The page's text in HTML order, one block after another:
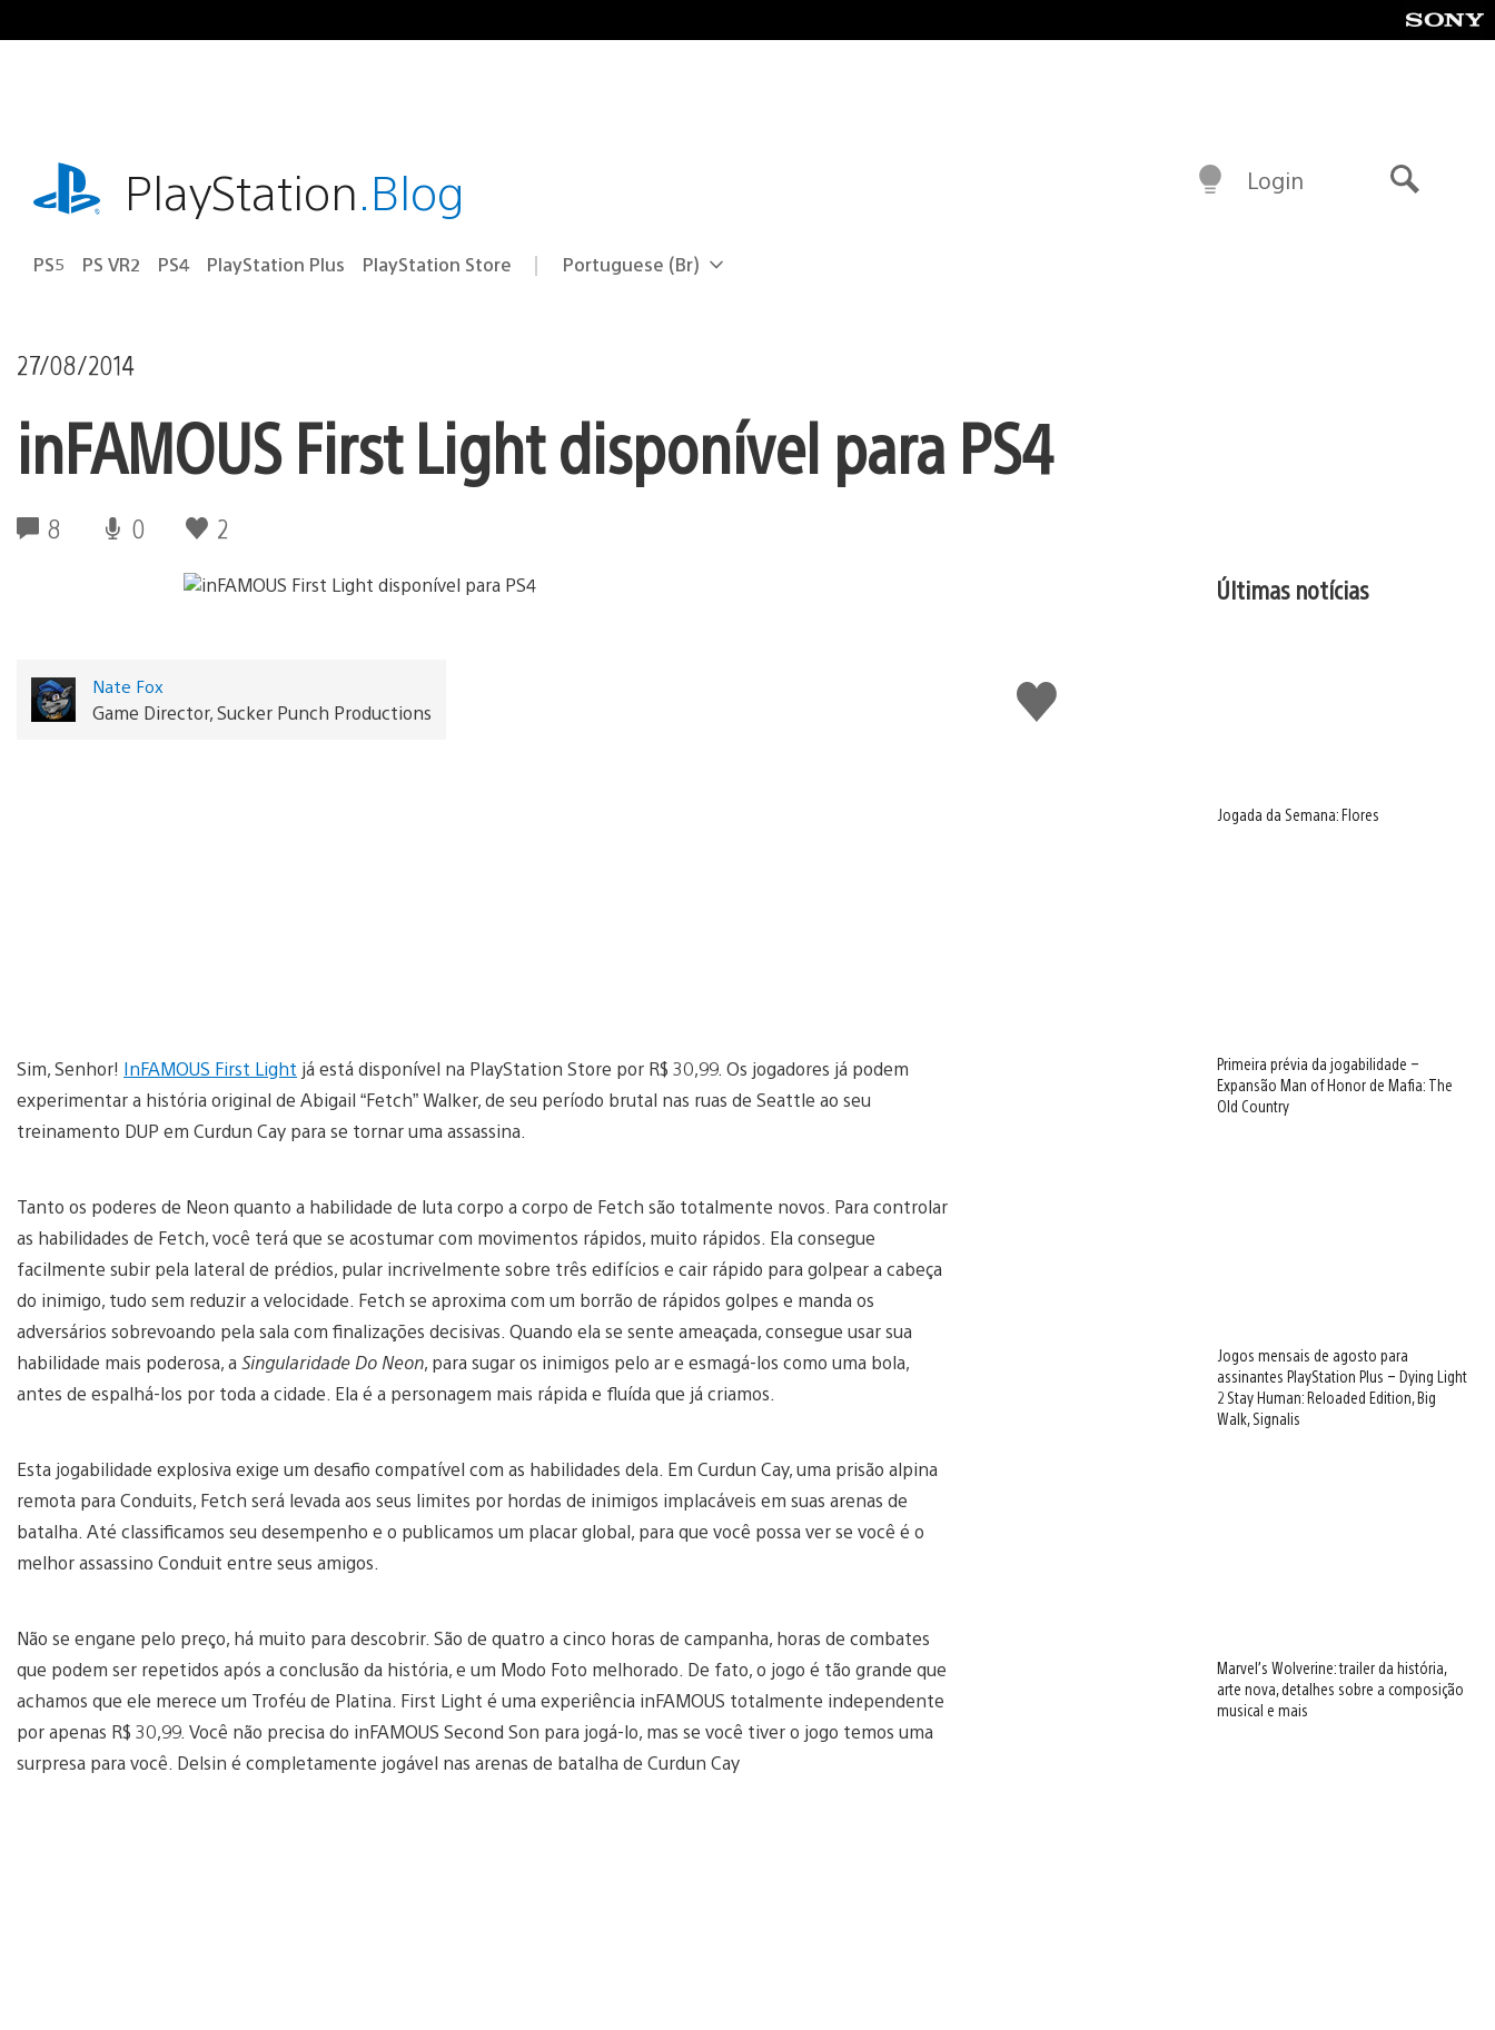
para
playstation.comPlayStation.Blog
PS5 PS VR2 PS4 PlayStation Plus PlayStation Store Selecione
Região
Portuguese (Br)
Login
27/08/2014
inFAMOUS First Light disponível para PS4
8 0 2
Curtir
Nate Fox
Game Director, Sucker Punch Productions
Sim, Senhor! InFAMOUS First Light já está disponível na PlayStation Store por R$ 30,99. Os jogadores já podem
experimentar a história original de Abigail “Fetch” Walker, de seu período brutal nas ruas de Seattle ao seu
treinamento DUP em Curdun Cay para se tornar uma assassina.
Tanto os poderes de Neon quanto a habilidade de luta corpo a corpo de Fetch são totalmente novos. Para controlar
as habilidades de Fetch, você terá que se acostumar com movimentos rápidos, muito rápidos. Ela consegue
facilmente subir pela lateral de prédios, pular incrivelmente sobre três edifícios e cair rápido para golpear a cabeça
do inimigo, tudo sem reduzir a velocidade. Fetch se aproxima com um borrão de rápidos golpes e manda os
adversários sobrevoando pela sala com finalizações decisivas. Quando ela se sente ameaçada, consegue usar sua
habilidade mais poderosa, a Singularidade Do Neon, para sugar os inimigos pelo ar e esmagá-los como uma bola,
antes de espalhá-los por toda a cidade. Ela é a personagem mais rápida e fluída que já criamos.
Esta jogabilidade explosiva exige um desafio compatível com as habilidades dela. Em Curdun Cay, uma prisão alpina
remota para Conduits, Fetch será levada aos seus limites por hordas de inimigos implacáveis em suas arenas de
batalha. Até classificamos seu desempenho e o publicamos um placar global, para que você possa ver se você é o
melhor assassino Conduit entre seus amigos.
Não se engane pelo preço, há muito para descobrir. São de quatro a cinco horas de campanha, horas de combates
que podem ser repetidos após a conclusão da história, e um Modo Foto melhorado. De fato, o jogo é tão grande que
achamos que ele merece um Troféu de Platina. First Light é uma experiência inFAMOUS totalmente independente
por apenas R$ 30,99. Você não precisa do inFAMOUS Second Son para jogá-lo, mas se você tiver o jogo temos uma
surpresa para você. Delsin é completamente jogável nas arenas de batalha de Curdun Cay
Últimas notícias
Jogada da Semana: Flores
Primeira prévia da jogabilidade –
Expansão Man of Honor de Mafia: The
Old Country
Jogos mensais de agosto para
assinantes PlayStation Plus – Dying Light
2 Stay Human: Reloaded Edition, Big
Walk, Signalis
Marvel’s Wolverine: trailer da história,
arte nova, detalhes sobre a composição
musical e mais